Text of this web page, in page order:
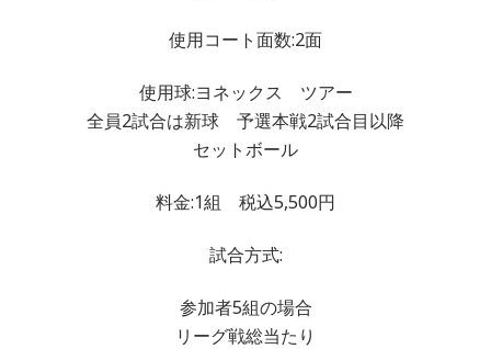
使用コート面数:2面
使用球:ヨネックス ツアー
全員2試合は新球 予選本戦2試合目以降
セットボール
料金:1組 税込5,500円
試合方式:
参加者5組の場合
リーグ戦総当たり